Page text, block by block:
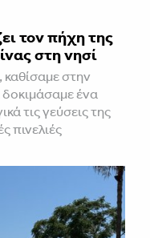
τον πήχη της
στη νησί
στην
ένα
τις γεύσεις της
πινελιές